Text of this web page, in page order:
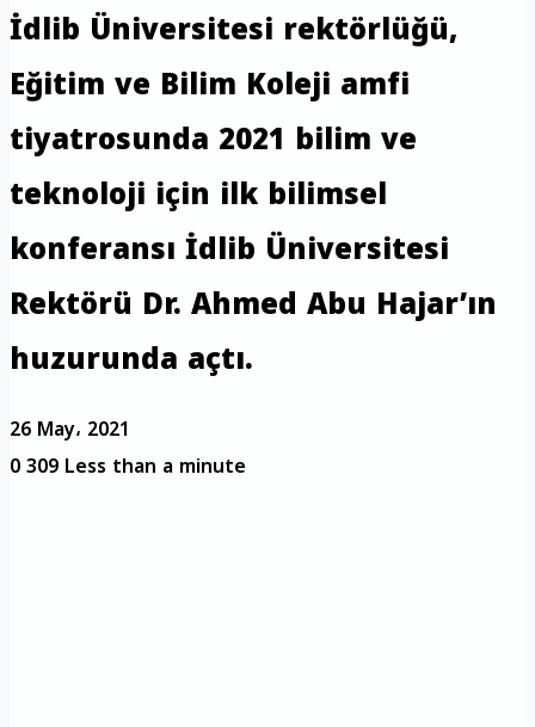
İdlib Üniversitesi rektörlüğü,
Eğitim ve Bilim Koleji amfi
tiyatrosunda 2021 bilim ve
teknoloji için ilk bilimsel
konferansı İdlib Üniversitesi
Rektörü Dr. Ahmed Abu Hajar’ın
huzurunda açtı.
26 May، 2021
0309Less than a minute